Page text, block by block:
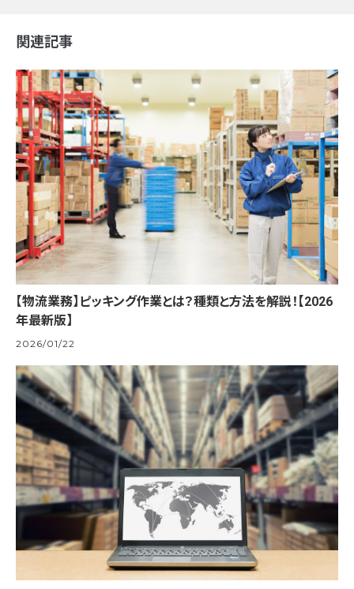
関連記事
【物流業務】ピッキング作業とは？種類と方法を解説！【2026
年最新版】
2026/01/22